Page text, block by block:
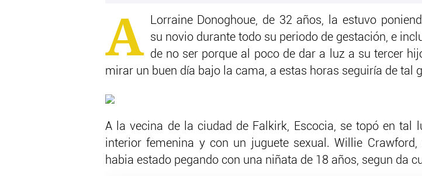
A
Lorraine Donoghoue, de 32 años, la estuvo
su novio durante todo su periodo de gestación, e
de no ser porque al poco de dar a luz a su tercer
mirar un buen día bajo la cama, a estas horas seguiría de tal
A la vecina de la ciudad de Falkirk, Escocia, se topó en tal
interior femenina y con un juguete sexual. Willie
habia estado pegando con una niñata de 18 años, segun da